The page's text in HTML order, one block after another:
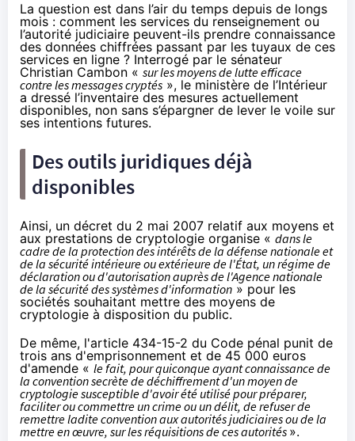
La question est dans l’air du temps depuis de longs
mois : comment les services du renseignement ou
l’autorité judiciaire peuvent-ils prendre connaissance
des données chiffrées passant par les tuyaux de ces
services en ligne ? Interrogé par le sénateur
Christian Cambon « sur les moyens de lutte efficace
contre les messages cryptés », le ministère de l’Intérieur
a dressé l’inventaire des mesures actuellement
disponibles, non sans s’épargner de lever le voile sur
ses intentions futures.
Des outils juridiques déjà
disponibles
Ainsi, un décret du 2 mai 2007 relatif aux moyens et
aux prestations de cryptologie organise « dans le
cadre de la protection des intérêts de la défense nationale et
de la sécurité intérieure ou extérieure de l'État, un régime de
déclaration ou d'autorisation auprès de l'Agence nationale
de la sécurité des systèmes d'information » pour les
sociétés souhaitant mettre des moyens de
cryptologie à disposition du public.
De même, l'article 434-15-2 du Code pénal punit de
trois ans d'emprisonnement et de 45 000 euros
d'amende « le fait, pour quiconque ayant connaissance de
la convention secrète de déchiffrement d'un moyen de
cryptologie susceptible d'avoir été utilisé pour préparer,
faciliter ou commettre un crime ou un délit, de refuser de
remettre ladite convention aux autorités judiciaires ou de la
mettre en œuvre, sur les réquisitions de ces autorités ».